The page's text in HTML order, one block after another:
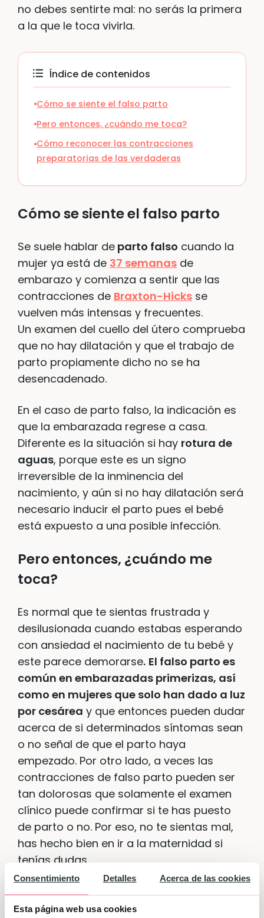
Consentimiento Detalles Acerca de las cookies
Esta página web usa cookies
no debes sentirte mal: no serás la primera
a la que le toca vivirla.
Índice de contenidos
Cómo se siente el falso parto
Pero entonces, ¿cuándo me toca?
Cómo reconocer las contracciones
preparatorias de las verdaderas
Cómo se siente el falso parto
Se suele hablar de parto falso cuando la
mujer ya está de 37 semanas de
embarazo y comienza a sentir que las
contracciones de Braxton-Hicks se
vuelven más intensas y frecuentes.
Un examen del cuello del útero comprueba
que no hay dilatación y que el trabajo de
parto propiamente dicho no se ha
desencadenado.
En el caso de parto falso, la indicación es
que la embarazada regrese a casa.
Diferente es la situación si hay rotura de
aguas, porque este es un signo
irreversible de la inminencia del
nacimiento, y aún si no hay dilatación será
necesario inducir el parto pues el bebé
está expuesto a una posible infección.
Pero entonces, ¿cuándo me
toca?
Es normal que te sientas frustrada y
desilusionada cuando estabas esperando
con ansiedad el nacimiento de tu bebé y
este parece demorarse. El falso parto es
común en embarazadas primerizas, así
como en mujeres que solo han dado a luz
por cesárea y que entonces pueden dudar
acerca de si determinados síntomas sean
o no señal de que el parto haya
empezado. Por otro lado, a veces las
contracciones de falso parto pueden ser
tan dolorosas que solamente el examen
clínico puede confirmar si te has puesto
de parto o no. Por eso, no te sientas mal,
has hecho bien en ir a la maternidad si
tenías dudas.
Si has cumplido
que falten varios días –o incluso algunas